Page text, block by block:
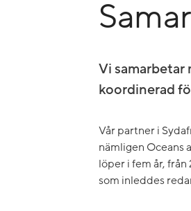
Vi samarbetar
koordinerad
Vår partner i
nämligen Oceans
löper i fem år,
som inleddes